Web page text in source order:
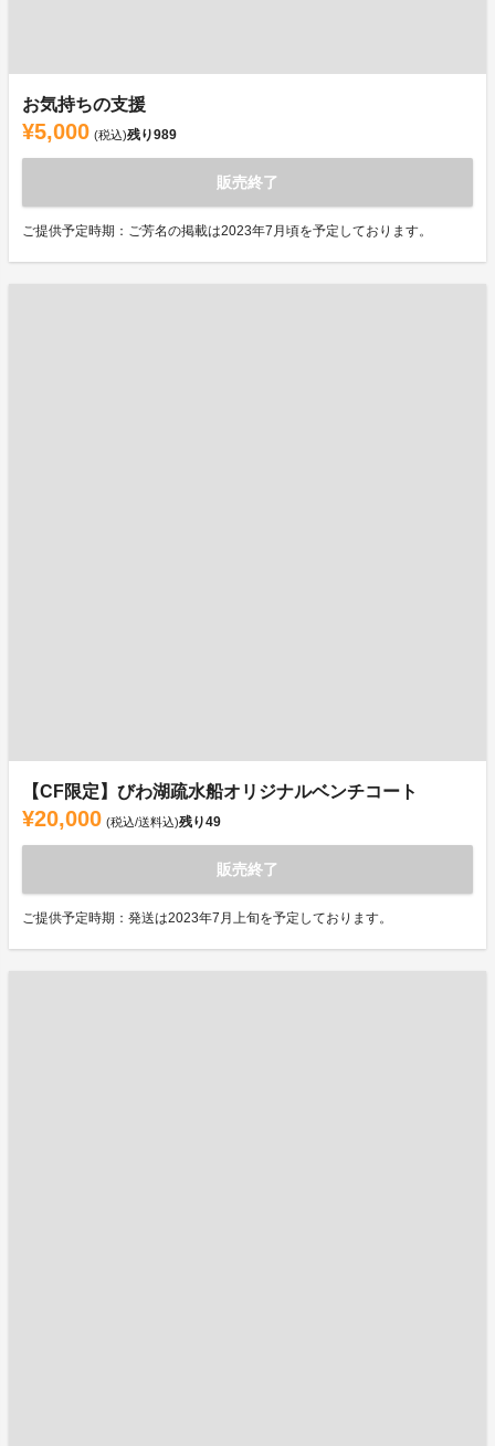
お気持ちの支援
¥5,000 (税込)残り989
販売終了
ご提供予定時期：ご芳名の掲載は2023年7月頃を予定しております。
【CF限定】びわ湖疏水船オリジナルベンチコート
¥20,000 (税込/送料込)残り49
販売終了
ご提供予定時期：発送は2023年7月上旬を予定しております。